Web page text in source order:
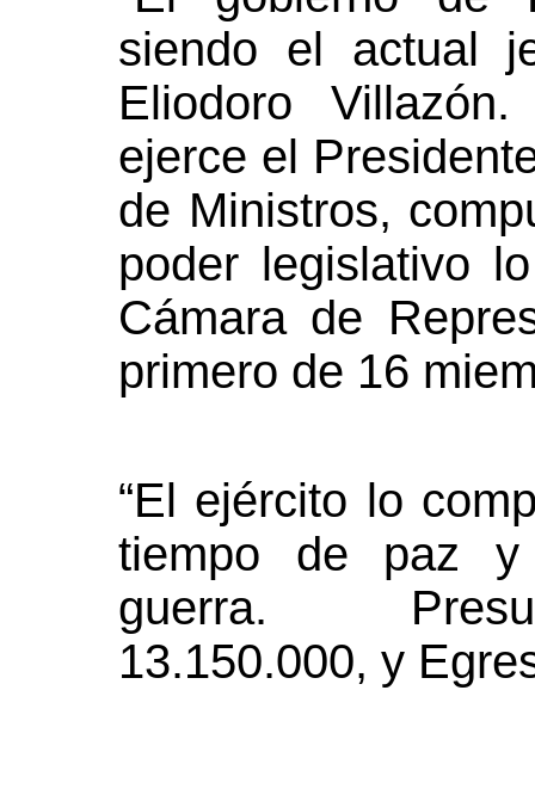
siendo el actual
Eliodoro
ejerce el
de Ministros,
poder legislativo
Cámara de
primero de 16
“El ejército lo
tiempo de paz
guerra.
13.150.000, y